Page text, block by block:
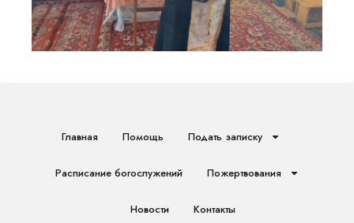
Главная Помощь Подать записку
Расписание богослужений Пожертвования
Новости Контакты